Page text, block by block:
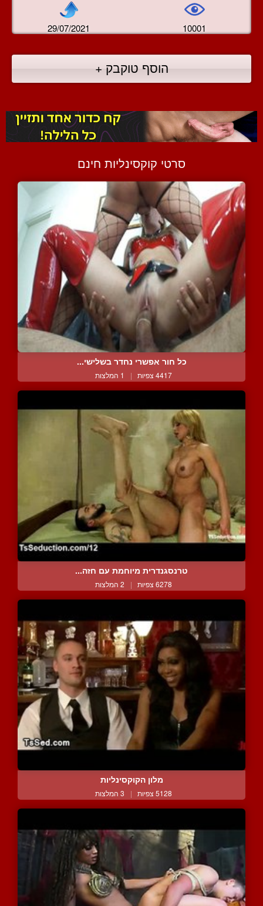
29/07/2021 10001
הוסף טוקבק +
סרטי קוקסינליות חינם
כל חור אפשרי נחדר בשלישי...
4417 צפיות | 1 המלצות
טרנסגנדרית מיוחמת עם חזה...
6278 צפיות | 2 המלצות
מלון הקוקסינליות
5128 צפיות | 3 המלצות